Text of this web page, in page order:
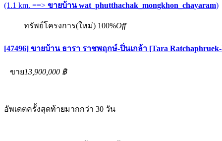
(1.1 km. ==> ขายบ้าน wat_phutthachak_mongkhon_chayaram)
ทรัพย์โครงการ(ใหม่) 100%Off
[47496] ขายบ้าน ธารา ราชพฤกษ์-ปิ่นเกล้า [Tara
ขาย13,900,000 ฿
อัพเดตครั้งสุดท้ายมากกว่า 30 วัน